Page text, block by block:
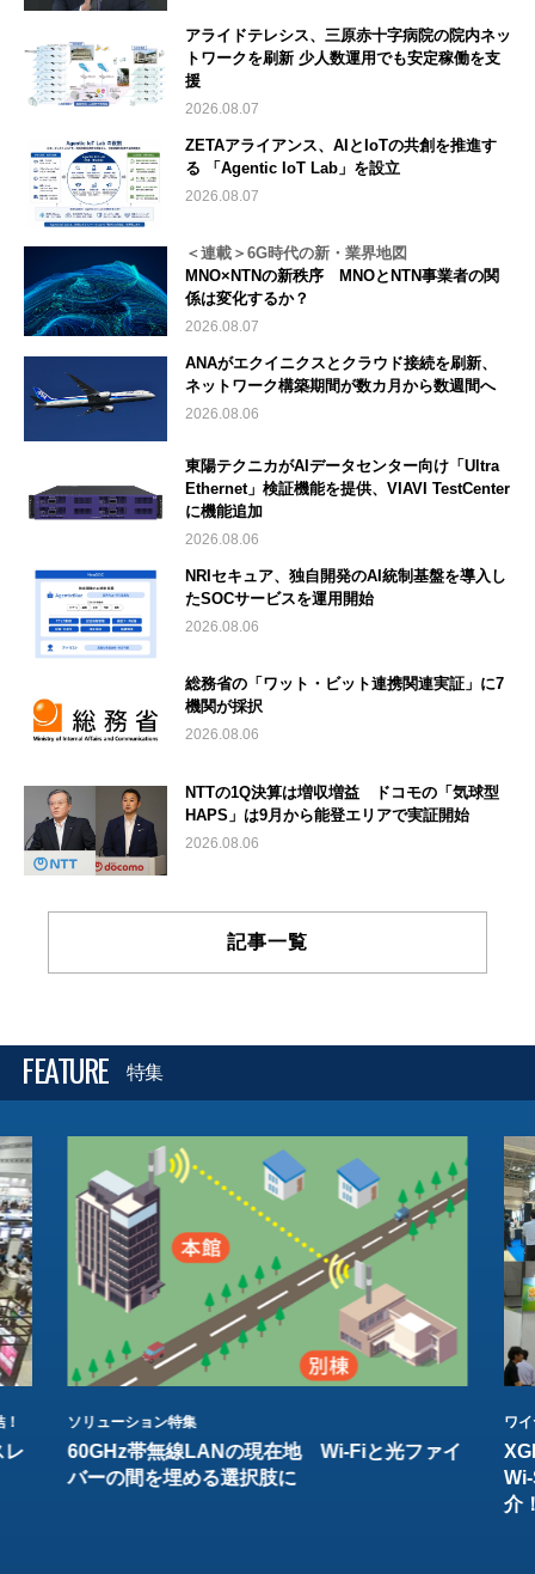
アライドテレシス、三原赤十字病院の院内ネッ
トワークを刷新 少人数運用でも安定稼働を支
援
2026.08.07
ZETAアライアンス、AIとIoTの共創を推進す
る 「Agentic IoT Lab」を設立
2026.08.07
＜連載＞6G時代の新・業界地図
MNO×NTNの新秩序 MNOとNTN事業者の関
係は変化するか？
2026.08.07
ANAがエクイニクスとクラウド接続を刷新、
ネットワーク構築期間が数カ月から数週間へ
2026.08.06
東陽テクニカがAIデータセンター向け「Ultra
Ethernet」検証機能を提供、VIAVI TestCenter
に機能追加
2026.08.06
NRIセキュア、独自開発のAI統制基盤を導入し
たSOCサービスを運用開始
2026.08.06
総務省の「ワット・ビット連携関連実証」に7
機関が採択
2026.08.06
NTTの1Q決算は増収増益 ドコモの「気球型
HAPS」は9月から能登エリアで実証開始
2026.08.06
記事一覧
FEATURE 特集
レ
ソリューション特集
60GHz帯無線LANの現在地 Wi-Fiと光ファイ
バーの間を埋める選択肢に
ワ
介